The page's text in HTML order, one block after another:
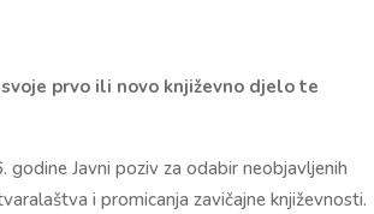
prvo ili novo književno djelo te
godine Javni poziv za odabir neobjavljenih
i promicanja zavičajne književnosti.